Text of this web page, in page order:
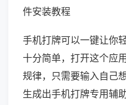
件安装教程
手机打牌可以一键让你
十分简单，打开这个应
规律，只需要输入自己
生成出手机打牌专用辅